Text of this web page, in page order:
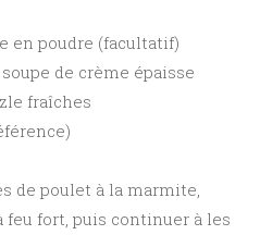
en poudre (facultatif)
de crème épaisse
fraîches
de poulet à la marmite,
feu fort, puis continuer à les